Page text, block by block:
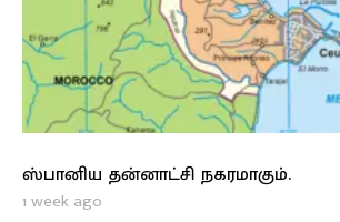
ஸ்பானிய தன்னாட்சி நகரமாகும்.
1 week ago